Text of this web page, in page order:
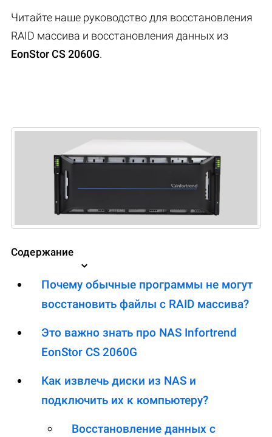
Читайте наше руководство для восстановления
RAID массива и восстановления данных из
EonStor CS 2060G.
Содержание
Почему обычные программы не могут
восстановить файлы с RAID массива?
Это важно знать про NAS Infortrend
EonStor CS 2060G
Как извлечь диски из NAS и
подключить их к компьютеру?
Восстановление данных с